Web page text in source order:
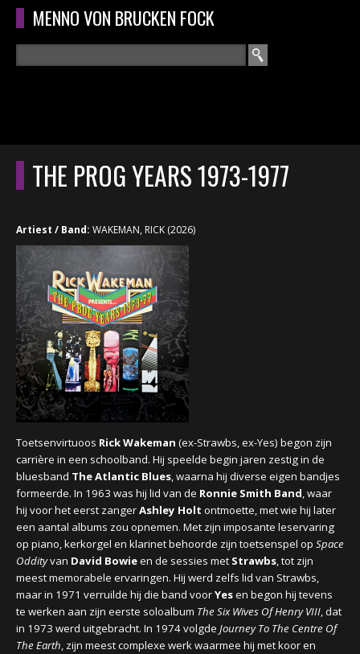
Overslaan en naar de algemene inhoud gaan
MENNO VON BRUCKEN FOCK
ZOEKVELD
HOOFDMENU HOME
CURRICULUM
RECENSIES
INTERVIEWS
CONCERTEN
CONCERTFOTO'S
CONCERTBEZOEK
LINKS
THE PROG YEARS 1973-1977
Artiest / Band: WAKEMAN, RICK (2026)
Toetsenvirtuoos Rick Wakeman (ex-Strawbs, ex-Yes) begon zijn
carrière in een schoolband. Hij speelde begin jaren zestig in de
bluesband The Atlantic Blues, waarna hij diverse eigen bandjes
formeerde. In 1963 was hij lid van de Ronnie Smith Band, waar
hij voor het eerst zangerAshley Holt ontmoette, met wie hij later
een aantal albums zou opnemen. Met zijn imposante leservaring
op piano, kerkorgel en klarinet behoorde zijn toetsenspel op Space
Oddityvan David Bowieen de sessies met Strawbs, tot zijn
meest memorabele ervaringen. Hij werd zelfs lid van Strawbs,
maar in 1971 verruilde hij die band voorYesen begon hij tevens
te werken aan zijn eerste soloalbum The Six Wives Of Henry VIII, dat
in 1973 werd uitgebracht. In 1974 volgde Journey To The Centre Of
The Earth, zijn meest complexe werk waarmee hij met koor en